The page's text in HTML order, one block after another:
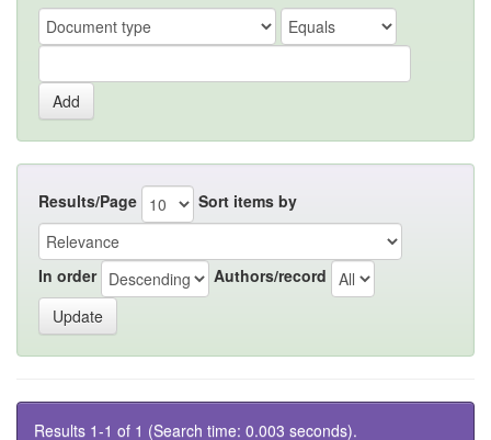
Results/Page Sort items by
In order Authors/record
Results 1-1 of 1 (Search time: 0.003 seconds).